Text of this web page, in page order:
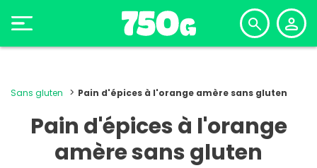
Sans gluten Pain d'épices à l'orange amère sans gluten
Pain d'épices à l'orange
amère sans gluten